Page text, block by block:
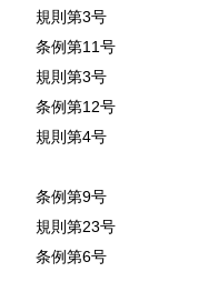
規則第3号
条例第11号
規則第3号
条例第12号
規則第4号
条例第9号
規則第23号
条例第6号